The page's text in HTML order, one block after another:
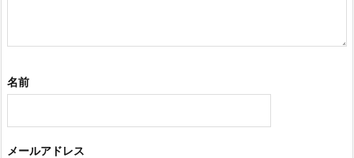
名前
メールアドレス